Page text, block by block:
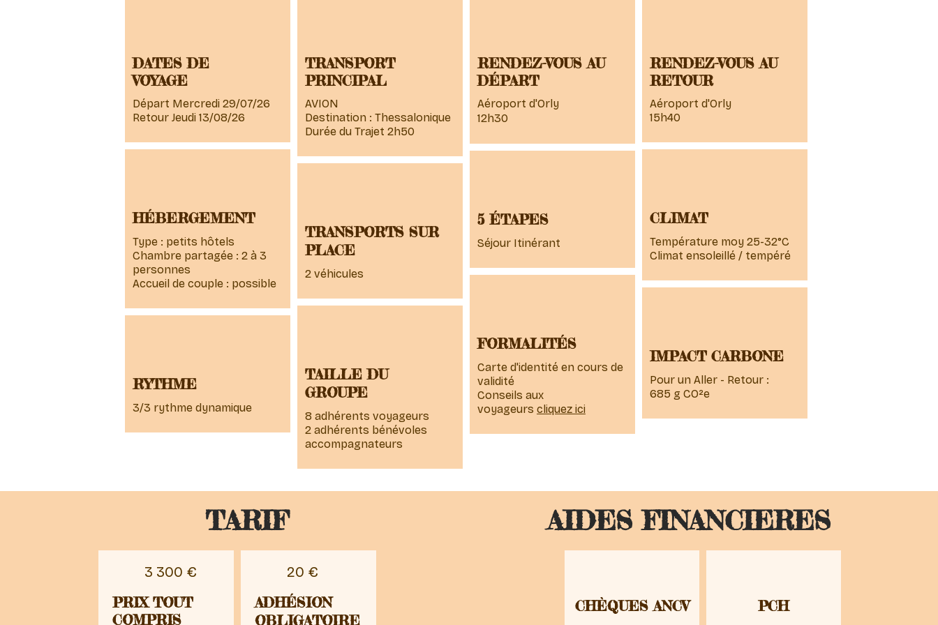
DATES DE
VOYAGE
Départ Mercredi 29/07/26
Retour Jeudi 13/08/26
HÉBERGEMENT
Type : petits hôtels
Chambre partagée : 2 à 3
personnes
Accueil de couple : possible
RYTHME
3/3 rythme dynamique
TRANSPORT
PRINCIPAL
AVION
Destination : Thessalonique
Durée du Trajet 2h50
TRANSPORTS SUR
PLACE
2 véhicules
TAILLE DU
GROUPE
8 adhérents voyageurs
2 adhérents bénévoles
accompagnateurs
RENDEZ-VOUS AU
DÉPART
Aéroport d'Orly
12h30
5 ÉTAPES
Séjour Itinérant
FORMALITÉS
Carte d'identité en cours de
validité
Conseils aux
voyageurs cliquez ici
RENDEZ-VOUS AU
RETOUR
Aéroport d'Orly
15h40
CLIMAT
Température moy 25-32°C
Climat ensoleillé / tempéré
IMPACT CARBONE
Pour un Aller - Retour :
685 g CO²e
TARIF
3 300 €
PRIX TOUT
COMPRIS
20 €
ADHÉSION
OBLIGATOIRE
AIDES FINANCIERES
CHÈQUES ANCV PCH